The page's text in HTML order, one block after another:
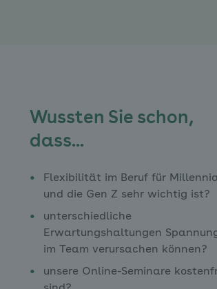
Wussten Sie schon,
dass...
Flexibilität im Beruf für
und die Gen Z sehr wichtig ist?
unterschiedliche
Erwartungshaltungen
im Team verursachen können?
unsere Online-Seminare